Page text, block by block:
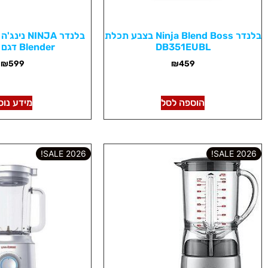
בלנדר Ninja Blend Boss בצבע תכלת
DB351EUBL
₪459
הוספה לסל
Blender דגם CT641
₪599
מידע
2026 SALE!
2026 SALE!